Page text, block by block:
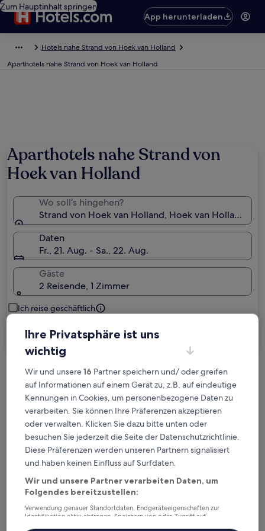
Zum Hauptinhalt springen
App herunterladen
Hotels nahe Strand von Hoek van Holland
Aparthotels nahe Strand von Hoek van Holland
Aparthotels nahe Strand von
Hoek van Holland
Wo soll’s hingehen?
Strand von Hoek van Holland, Hoek van Holland,
Daten
Fr., 21. Aug. - Sa., 22. Aug.
Gäste
2 Reisende, 1 Zimmer
Ich reise geschäftlich
Suchen
Kostenlose Stornierung bei
Planänderungen
Verdiene Prämien für jede
wahrgenommene Übernachtung
Mehr sparen mit Preisen für Mitglieder
Überprüfe die Preise für diese Daten
Ihre Privatsphäre ist uns
wichtig
Wir und unsere16 Partner speichern und/ oder greifen
auf Informationen auf einem Gerät zu, z.B. auf eindeutige
Kennungen in Cookies, um personenbezogene Daten zu
verarbeiten. Sie können Ihre Präferenzen akzeptieren
oder verwalten. Klicken Sie dazu bitte unten oder
besuchen Sie jederzeit die Seite der Datenschutzrichtlinie.
Diese Präferenzen werden unseren Partnern signalisiert
und haben keinen Einfluss auf Surfdaten.
Wir und unsere Partner verarbeiten Daten, um
Folgendes bereitzustellen:
Verwendung genauer Standortdaten. Endgeräteeigenschaften zur
Identifikation aktiv abfragen. Speichern von oder Zugriff auf